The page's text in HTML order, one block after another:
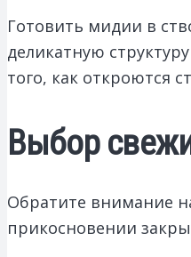
Готовить мидии в
деликатную
того, как откроются
Выбор
Обратите внимание
прикосновении